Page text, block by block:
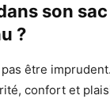
son
?
être
confort et